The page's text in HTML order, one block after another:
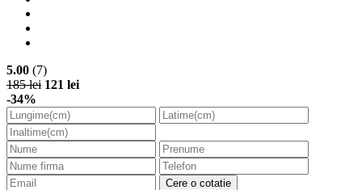
5.00 (7)
185 lei 121 lei
-34%
Cere o cotatie